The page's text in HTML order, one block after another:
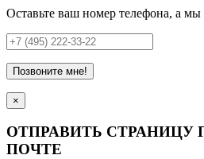
Оставьте ваш номер телефона, а
Позвоните мне!
×
ОТПРАВИТЬ СТРАНИЦУ
ПОЧТЕ